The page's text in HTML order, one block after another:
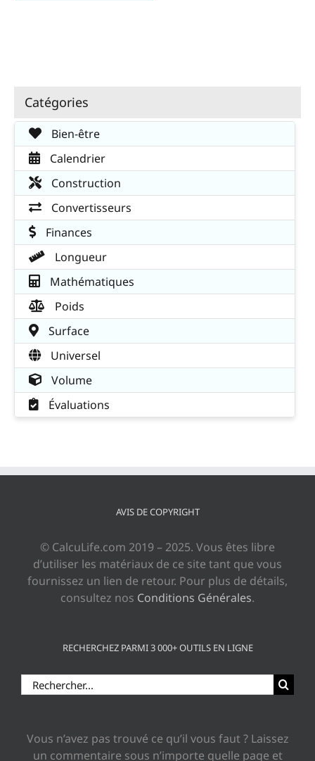
Catégories
Bien-être
Calendrier
Construction
Convertisseurs
Finances
Longueur
Mathématiques
Poids
Surface
Universel
Volume
Évaluations
AVIS DE COPYRIGHT
© CalcuLife.com 2019 – 2025. Vous êtes libre
d’utiliser les matériaux de ce site tant que vous
fournissez un lien de retour. Pour plus de détails,
consultez nos Conditions Générales.
RECHERCHEZ PARMI 3 000+ OUTILS EN LIGNE
Rechercher:
Vous n’avez pas trouvé ce qu’il vous faut ? Laissez
un commentaire sous n’importe quelle page et